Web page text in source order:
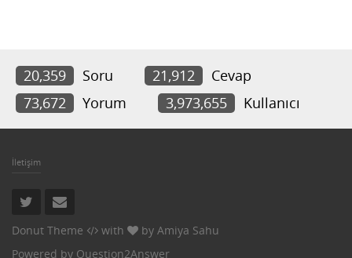
20,359 Soru 21,912
Cevap
73,672
Yorum 3,973,655 Kullanıcı
İletişim
Donut Theme with by Amiya Sahu
Powered by Question2Answer